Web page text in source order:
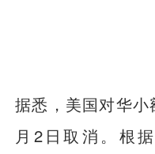
据悉，美国对华
月2日取消。根